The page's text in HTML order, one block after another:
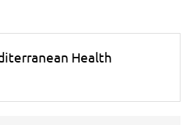
Health